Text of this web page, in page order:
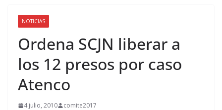
NOTICIAS
Ordena SCJN liberar a
los 12 presos por caso
Atenco
4 julio, 2010 comite2017